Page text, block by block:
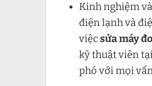
Kinh nghiệm
điện lạnh và
việcsửa máy
kỹ thuật viên
phó với mọi